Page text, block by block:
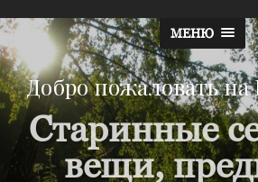
МЕНЮ
Добро пожаловать на
Старинные
вещи,